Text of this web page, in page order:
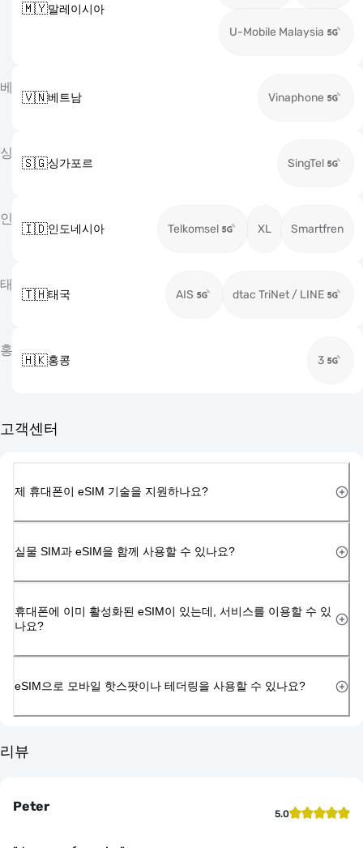
🇲🇾말레이시아
U-Mobile Malaysia
베
🇻🇳베트남 Vinaphone
싱
🇸🇬싱가포르 SingTel
인
🇮🇩인도네시아 Telkomsel XL Smartfren
태
🇹🇭태국 AIS dtac TriNet / LINE
홍
🇭🇰홍콩 3
고객센터
제 휴대폰이 eSIM 기술을 지원하나요?
실물 SIM과 eSIM을 함께 사용할 수 있나요?
휴대폰에 이미 활성화된 eSIM이 있는데, 서비스를 이용할 수 있
나요?
eSIM으로 모바일 핫스팟이나 테더링을 사용할 수 있나요?
리뷰
Peter 5.0